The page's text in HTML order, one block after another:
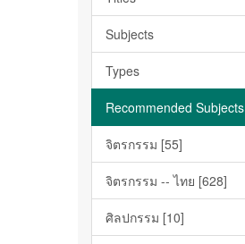
Subjects
Types
Recommended Subjects
จิตรกรรม [55]
จิตรกรรม -- ไทย [628]
ศิลปกรรม [10]